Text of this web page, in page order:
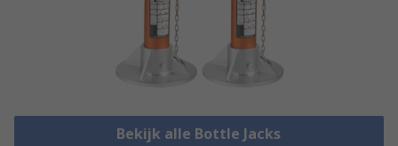
Bekijk alle Bottle Jacks